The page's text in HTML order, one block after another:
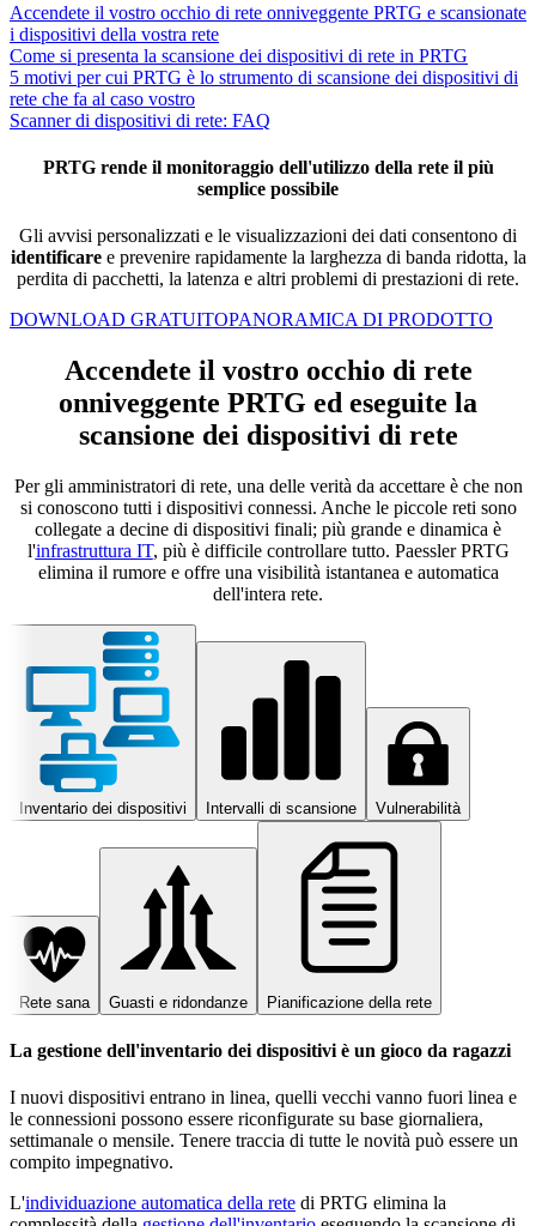
Accendete il vostro occhio di rete onniveggente PRTG e scansionate
i dispositivi della vostra rete
Come si presenta la scansione dei dispositivi di rete in PRTG
5 motivi per cui PRTG è lo strumento di scansione dei dispositivi di
rete che fa al caso vostro
Scanner di dispositivi di rete: FAQ
PRTG rende il monitoraggio dell'utilizzo della rete il più
semplice possibile
Gli avvisi personalizzati e le visualizzazioni dei dati consentono di
identificare e prevenire rapidamente la larghezza di banda ridotta, la
perdita di pacchetti, la latenza e altri problemi di prestazioni di rete.
DOWNLOAD GRATUITOPANORAMICA DI PRODOTTO
Accendete il vostro occhio di rete
onniveggente PRTG ed eseguite la
scansione dei dispositivi di rete
Per gli amministratori di rete, una delle verità da accettare è che non
si conoscono tutti i dispositivi connessi. Anche le piccole reti sono
collegate a decine di dispositivi finali; più grande e dinamica è
l'infrastruttura IT, più è difficile controllare tutto. Paessler PRTG
elimina il rumore e offre una visibilità istantanea e automatica
dell'intera rete.
Inventario dei dispositivi Intervalli di scansione Vulnerabilità
Rete sana Guasti e ridondanze Pianificazione della rete
La gestione dell'inventario dei dispositivi è un gioco da ragazzi
I nuovi dispositivi entrano in linea, quelli vecchi vanno fuori linea e
le connessioni possono essere riconfigurate su base giornaliera,
settimanale o mensile. Tenere traccia di tutte le novità può essere un
compito impegnativo.
L'individuazione automatica della rete di PRTG elimina la